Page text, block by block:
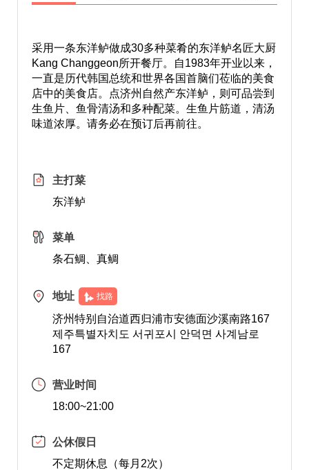
采用一条东洋鲈做成30多种菜肴的东洋鲈名匠大厨
Kang Changgeon所开餐厅。自1983年开业以来，
一直是历代韩国总统和世界各国首脑们莅临的美食
店中的美食店。点济州自然产东洋鲈，则可品尝到
生鱼片、鱼骨清汤和多种配菜。生鱼片筋道，清汤
味道浓厚。请务必在预订后再前往。
主打菜
东洋鲈
菜单
条石鲷、真鲷
地址 找路
济州特别自治道西归浦市安德面沙溪南路167
제주특별자치도 서귀포시 안덕면 사계남로
167
营业时间
18:00~21:00
公休假日
不定期休息（每月2次）